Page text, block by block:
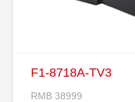
F1-8718A-TV3
RMB 38999